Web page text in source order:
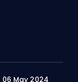
06 May 2024